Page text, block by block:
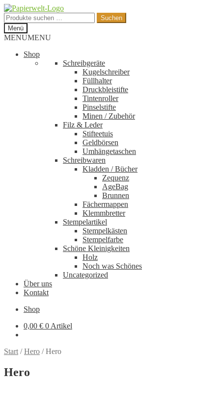
Zur
Navigation
springen
Zum
Inhalt
springen
Suchen
nach:
Suchen
Menü
MENUMENU
Shop
Schreibgeräte
Kugelschreiber
Füllhalter
Druckbleistifte
Tintenroller
Pinselstifte
Minen / Zubehör
Filz & Leder
Stifteetuis
Geldbörsen
Umhängetaschen
Schreibwaren
Kladden / Bücher
Zequenz
AgeBag
Brunnen
Fächermappen
Klemmbretter
Stempelartikel
Stempelkästen
Stempelfarbe
Schöne Kleinigkeiten
Holz
Noch was Schönes
Uncategorized
Über uns
Kontakt
Shop
0,00 € 0 Artikel
Start /Hero /Hero
Hero